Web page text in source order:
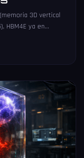
3D vertical
HBM4E ya en